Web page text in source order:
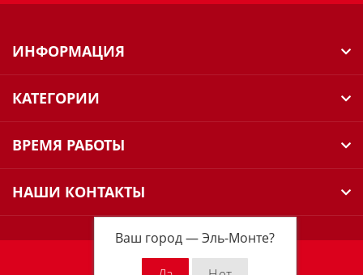
Ваш город —Эль-Монте?
ИНФОРМАЦИЯ
КАТЕГОРИИ
ВРЕМЯ РАБОТЫ
НАШИ КОНТАКТЫ
Milwaukee Russia © 2026